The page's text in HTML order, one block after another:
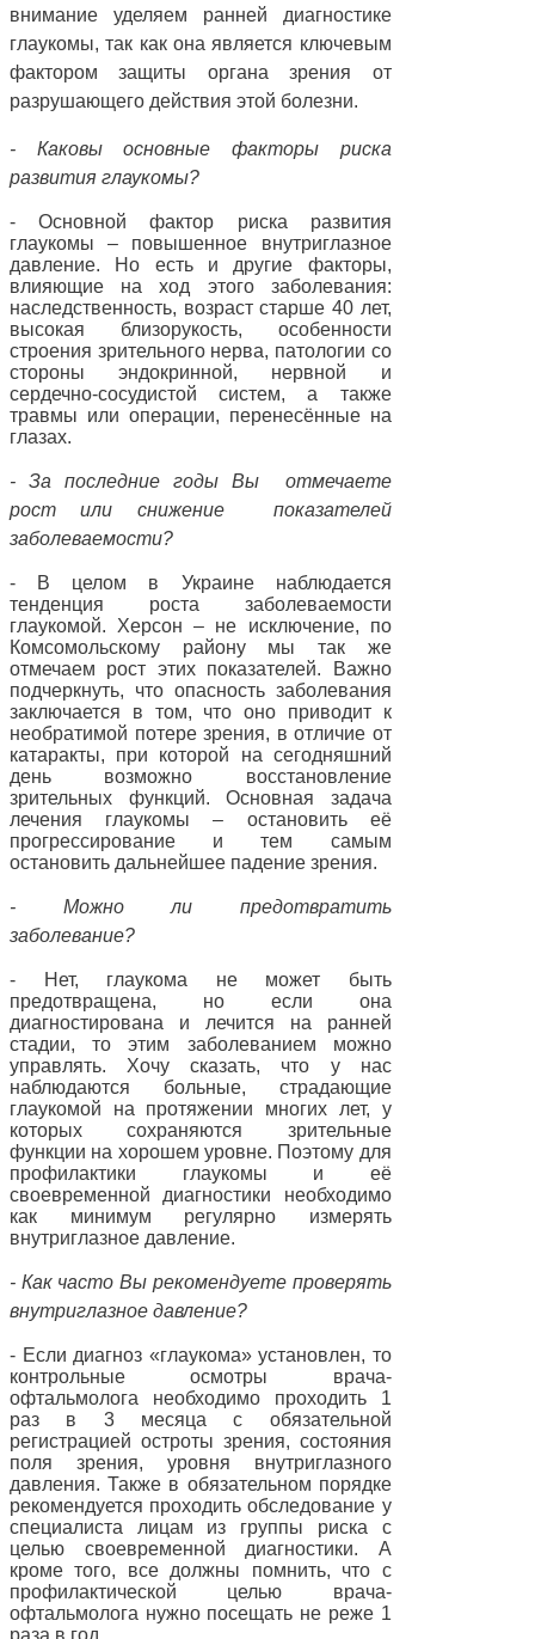
внимание уделяем ранней диагностике
глаукомы, так как она является ключевым
фактором защиты органа зрения от
разрушающего действия этой болезни.
- Каковы основные факторы риска
развития глаукомы?
- Основной фактор риска развития
глаукомы – повышенное внутриглазное
давление. Но есть и другие факторы,
влияющие на ход этого заболевания:
наследственность, возраст старше 40 лет,
высокая близорукость, особенности
строения зрительного нерва, патологии со
стороны эндокринной, нервной и
сердечно-сосудистой систем, а также
травмы или операции, перенесённые на
глазах.
- За последние годы Вы
отмечаете
рост или снижение
показателей
заболеваемости?
- В целом в Украине наблюдается
тенденция роста заболеваемости
глаукомой. Херсон – не исключение, по
Комсомольскому району мы так же
отмечаем рост этих показателей. Важно
подчеркнуть, что опасность заболевания
заключается в том, что оно приводит к
необратимой потере зрения, в отличие от
катаракты, при которой на сегодняшний
день возможно восстановление
зрительных функций. Основная задача
лечения глаукомы – остановить её
прогрессирование и тем самым
остановить дальнейшее падение зрения.
- Можно ли предотвратить
заболевание?
- Нет, глаукома не может быть
предотвращена, но если она
диагностирована и лечится на ранней
стадии, то этим заболеванием можно
управлять. Хочу сказать, что у нас
наблюдаются больные, страдающие
глаукомой на протяжении многих лет, у
которых сохраняются зрительные
функции на хорошем уровне. Поэтому для
профилактики глаукомы и её
своевременной диагностики необходимо
как минимум регулярно измерять
внутриглазное давление.
- Как часто Вы рекомендуете проверять
внутриглазное давление?
- Если диагноз «глаукома» установлен, то
контрольные осмотры врача-
офтальмолога необходимо проходить 1
раз в 3 месяца с обязательной
регистрацией остроты зрения, состояния
поля зрения, уровня внутриглазного
давления. Также в обязательном порядке
рекомендуется проходить обследование у
специалиста лицам из группы риска с
целью своевременной диагностики. А
кроме того, все должны помнить, что с
профилактической целью врача-
офтальмолога нужно посещать не реже 1